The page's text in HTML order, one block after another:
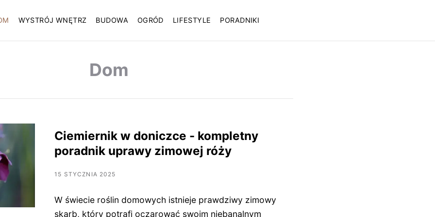
WYSTRÓJ WNĘTRZ BUDOWA OGRÓD LIFESTYLE PORADNIKI
Dom
Ciemiernik w doniczce - kompletny
poradnik uprawy zimowej róży
15 STYCZNIA 2025
W świecie roślin domowych istnieje prawdziwy zimowy
skarb, który potrafi oczarować swoim niebanalnym